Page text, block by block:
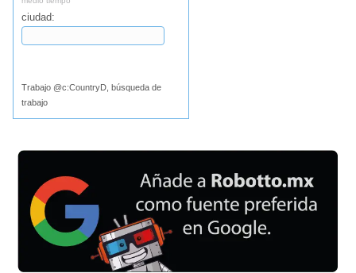
ciudad:
Trabajo @c:CountryD, búsqueda de
trabajo